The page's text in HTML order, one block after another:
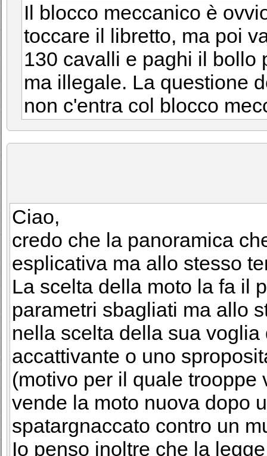
Il blocco meccanico è
toccare il libretto, ma poi
130 cavalli e paghi il bollo
ma illegale. La questione
non c'entra col blocco
Ciao,
credo che la panoramica
esplicativa ma allo stesso
La scelta della moto la fa il
parametri sbagliati ma allo
nella scelta della sua
accattivante o uno
(motivo per il quale trooppe
vende la moto nuova dopo
spatargnaccato contro un
Io penso inoltre che la